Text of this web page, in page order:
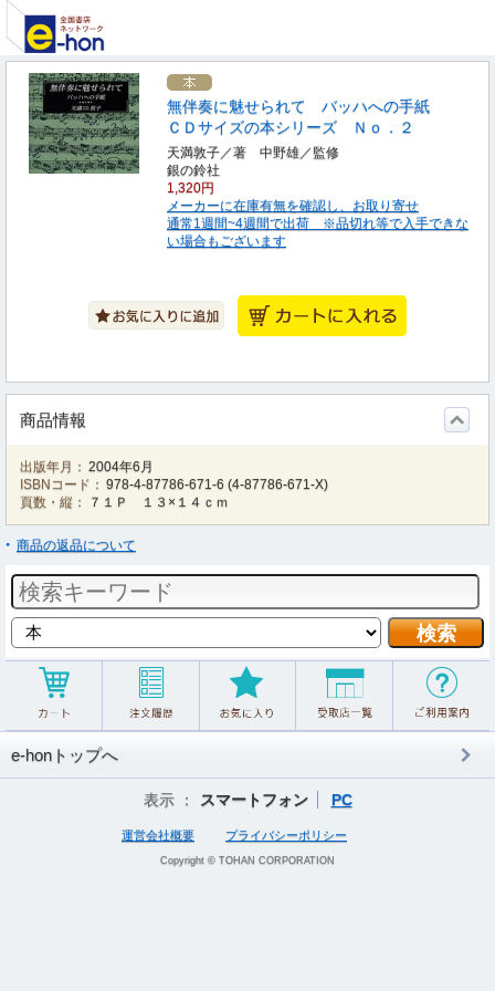
無伴奏に魅せられて バッハへの手紙
ＣＤサイズの本シリーズ Ｎｏ．２
天満敦子／著 中野雄／監修
銀の鈴社
1,320円
メーカーに在庫有無を確認し、お取り寄せ
通常1週間~4週間で出荷 ※品切れ等で入手できな
い場合もございます
商品情報
出版年月： 2004年6月
ISBNコード： 978-4-87786-671-6 (4-87786-671-X)
頁数・縦：
７１Ｐ １３×１４ｃｍ
商品の返品について
e-honトップへ
表示 ： スマートフォン PC
運営会社概要 プライバシーポリシー
Copyright © TOHAN CORPORATION